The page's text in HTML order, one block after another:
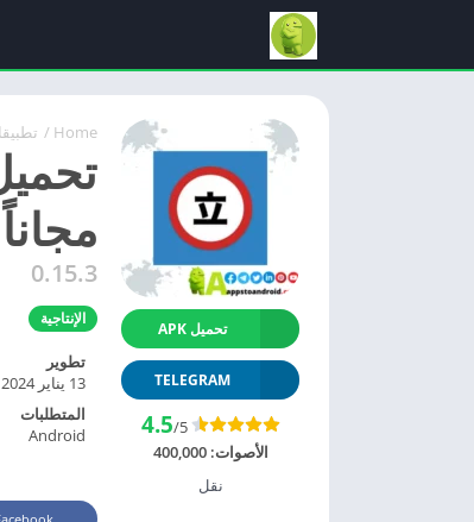
Home
/
مجاناً 2026 للاندرويد – أحدث إصدار
0.15.3
الإنتاجية
تحميل APK
TELEGRAM
4.5/5
الأصوات:400,000
نقل
تطوير
13 يناير 2024
المتطلبات
Android